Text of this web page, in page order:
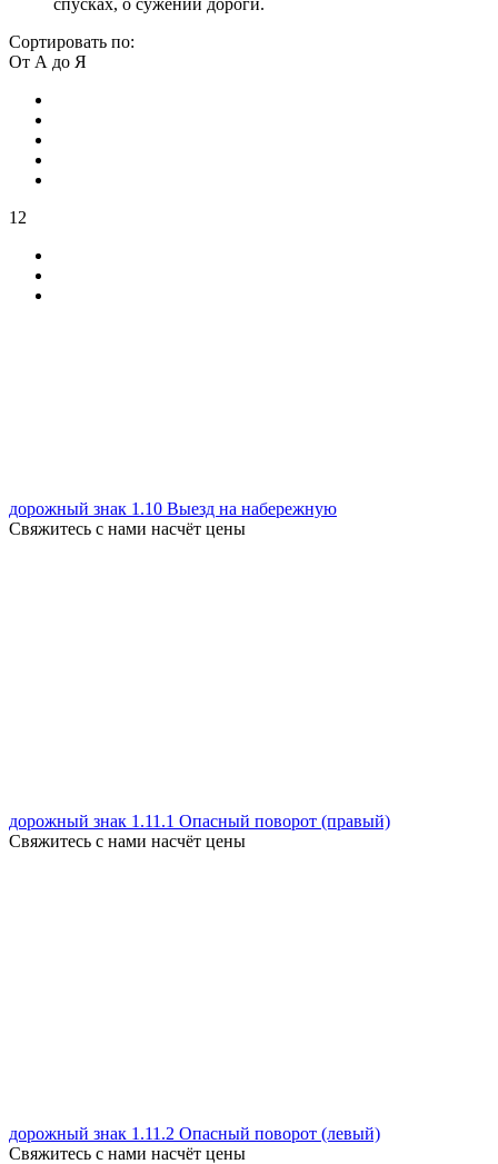
Сортировать по:
От А до Я
12
дорожный знак 1.10 Выезд на набережную
Свяжитесь с нами насчёт цены
дорожный знак 1.11.1 Опасный поворот (правый)
Свяжитесь с нами насчёт цены
дорожный знак 1.11.2 Опасный поворот (левый)
Свяжитесь с нами насчёт цены